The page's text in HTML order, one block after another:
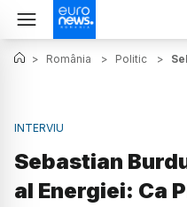
> România > Politic >
INTERVIU
Sebastian
al Energiei: Ca